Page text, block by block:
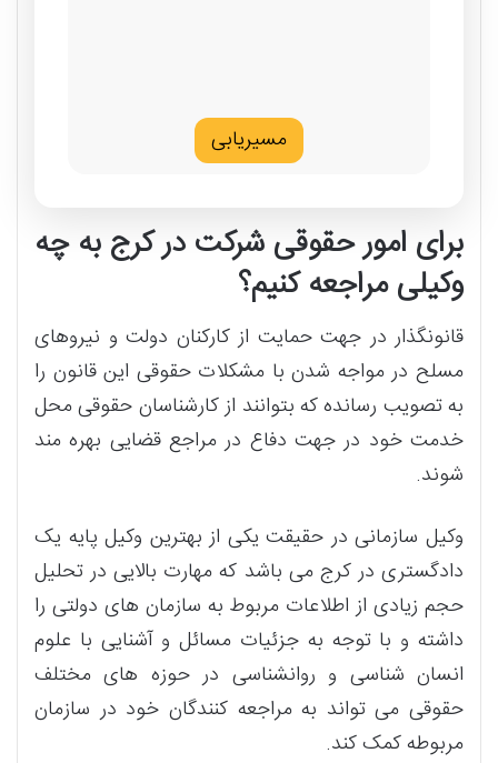
مسیریابی
برای امور حقوقی شرکت در کرج به چه
وکیلی مراجعه کنیم؟
قانونگذار در جهت حمایت از کارکنان دولت و نیروهای
مسلح در مواجه شدن با مشکلات حقوقی این قانون را
به تصویب رسانده که بتوانند از کارشناسان حقوقی محل
خدمت خود در جهت دفاع در مراجع قضایی بهره مند
شوند.
وکیل سازمانی در حقیقت یکی از بهترین وکیل پایه یک
دادگستری در کرج می باشد که مهارت بالایی در تحلیل
حجم زیادی از اطلاعات مربوط به سازمان های دولتی را
داشته و با توجه به جزئیات مسائل و آشنایی با علوم
انسان شناسی و روانشناسی در حوزه های مختلف
حقوقی می تواند به مراجعه کنندگان خود در سازمان
مربوطه کمک کند.